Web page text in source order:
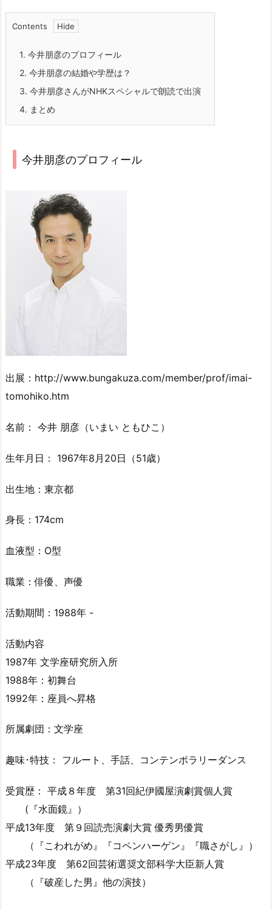
Contents
1. 今井朋彦のプロフィール
2. 今井朋彦の結婚や学歴は？
3. 今井朋彦さんがNHKスペシャルで朗読で出演
4. まとめ
今井朋彦のプロフィール
出展：http://www.bungakuza.com/member/prof/imai-
tomohiko.htm
名前： 今井 朋彦（いまい ともひこ）
生年月日： 1967年8月20日（51歳）
出生地：東京都
身長：174cm
血液型：O型
職業：俳優、声優
活動期間：1988年 -
活動内容
1987年 文学座研究所入所
1988年：初舞台
1992年：座員へ昇格
所属劇団：文学座
趣味･特技： フルート、手話、コンテンポラリーダンス
受賞歴： 平成８年度 第31回紀伊國屋演劇賞個人賞
(『水面鏡』）
平成13年度 第９回読売演劇大賞 優秀男優賞
（『こわれがめ』『コペンハーゲン』『職さがし』）
平成23年度 第62回芸術選奨文部科学大臣新人賞
（『破産した男』他の演技）